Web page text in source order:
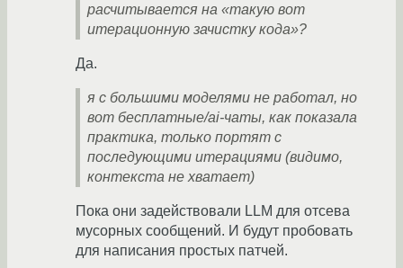
расчитывается на «такую вот
итерационную зачистку кода»?
Да.
я с большими моделями не работал, но
вот бесплатные/ai-чаты, как показала
практика, только портят с
последующими итерациями (видимо,
контекста не хватает)
Пока они задействовали LLM для отсева
мусорных сообщений. И будут пробовать
для написания простых патчей.